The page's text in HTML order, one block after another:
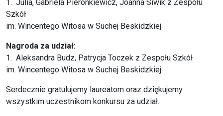
1. Julia, Gabriela Pieronkiewicz, Joanna Siwik z Zespołu
Szkół
im. Wincentego Witosa w Suchej Beskidzkiej
Nagroda za udział:
1. Aleksandra Budz, Patrycja Toczek z Zespołu Szkół
im. Wincentego Witosa w Suchej Beskidzkiej
Serdecznie gratulujemy laureatom oraz dziękujemy
wszystkim uczestnikom konkursu za udział.